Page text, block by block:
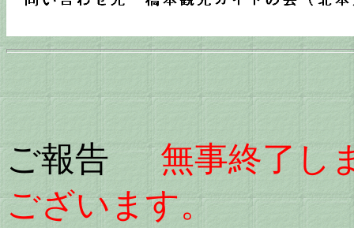
ご報告無事終了し
ございます。